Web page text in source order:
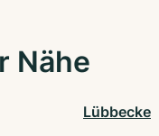
Nähe
Lübbecke